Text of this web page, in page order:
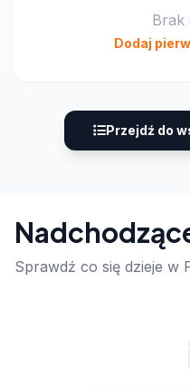
Brak
Dodaj
Przejdź do
Sprawdź co się dzieje w